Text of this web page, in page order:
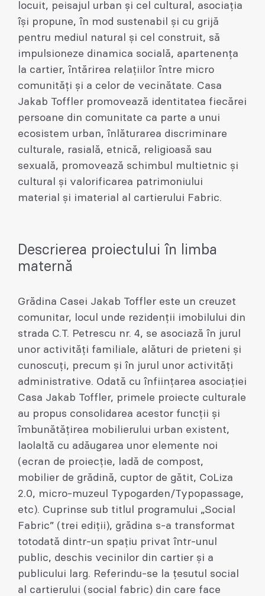
locuit, peisajul urban și cel cultural, asociația
își propune, în mod sustenabil și cu grijă
pentru mediul natural și cel construit, să
impulsioneze dinamica socială, apartenența
la cartier, întărirea relațiilor între micro
comunități și a celor de vecinătate. Casa
Jakab Toffler promovează identitatea fiecărei
persoane din comunitate ca parte a unui
ecosistem urban, înlăturarea discriminare
culturale, rasială, etnică, religioasă sau
sexuală, promovează schimbul multietnic și
cultural și valorificarea patrimoniului
material și imaterial al cartierului Fabric.
Descrierea proiectului în limba
maternă
Grădina Casei Jakab Toffler este un creuzet
comunitar, locul unde rezidenții imobilului din
strada C.T. Petrescu nr. 4, se asociază în jurul
unor activități familiale, alături de prieteni și
cunoscuți, precum și în jurul unor activități
administrative. Odată cu înființarea asociației
Casa Jakab Toffler, primele proiecte culturale
au propus consolidarea acestor funcții și
îmbunătățirea mobilierului urban existent,
laolaltă cu adăugarea unor elemente noi
(ecran de proiecție, ladă de compost,
mobilier de grădină, cuptor de gătit, CoLiza
2.0, micro-muzeul Typogarden/Typopassage,
etc). Cuprinse sub titlul programului „Social
Fabric” (trei ediții), grădina s-a transformat
totodată dintr-un spațiu privat într-unul
public, deschis vecinilor din cartier și a
publicului larg. Referindu-se la țesutul social
al cartierului (social fabric) din care face